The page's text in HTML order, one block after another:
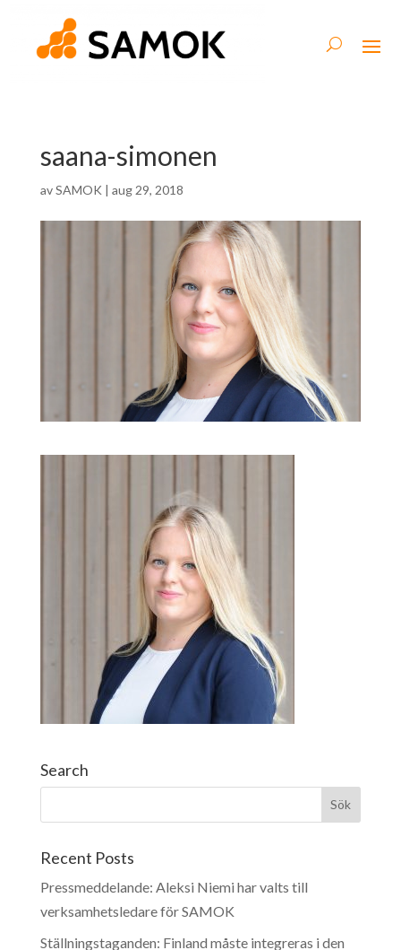
saana-simonen
avSAMOK | aug 29, 2018
Search
Recent Posts
Pressmeddelande: Aleksi Niemi har valts till
verksamhetsledare för SAMOK
Ställningstaganden: Finland måste integreras i den